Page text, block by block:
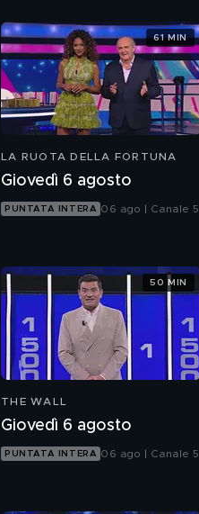
LA RUOTA DELLA FORTUNA
Giovedì 6 agosto
PUNTATA INTERA 06 ago | Canale 5
61 MIN
THE WALL
Giovedì 6 agosto
PUNTATA INTERA 06 ago | Canale 5
50 MIN